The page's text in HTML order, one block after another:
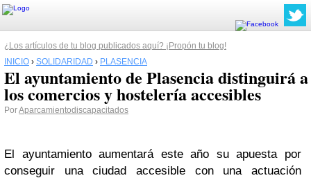
¿Los artículos de tu blog publicados aquí? ¡Propón tu blog!
INICIO › SOLIDARIDAD › PLASENCIA
El ayuntamiento de Plasencia distinguirá a
los comercios y hostelería accesibles
PorAparcamientodiscapacitados
El ayuntamiento aumentará este año su apuesta por
conseguir una ciudad accesible con una actuación